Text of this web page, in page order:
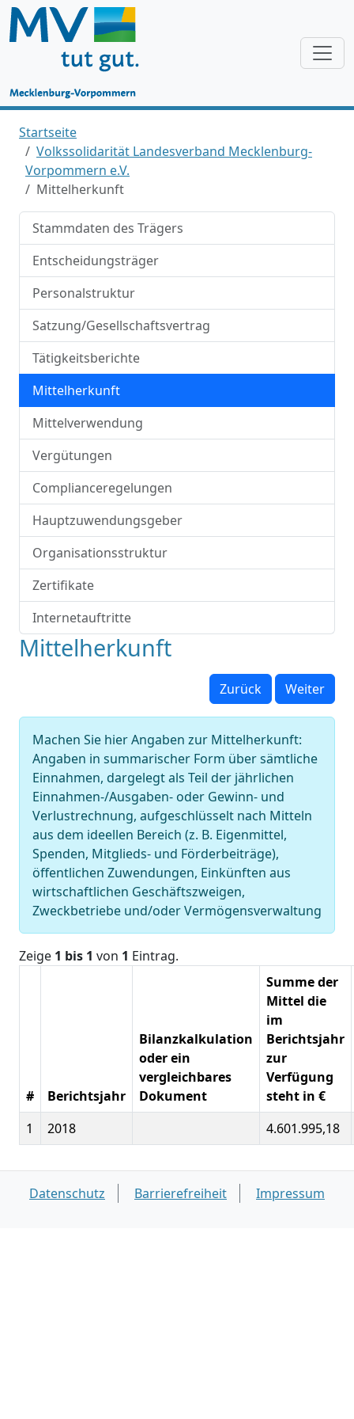
Startseite
Volkssolidarität Landesverband Mecklenburg-
Vorpommern e.V.
Mittelherkunft
Stammdaten des Trägers
Entscheidungsträger
Personalstruktur
Satzung/Gesellschaftsvertrag
Tätigkeitsberichte
Mittelherkunft
Mittelverwendung
Vergütungen
Complianceregelungen
Hauptzuwendungsgeber
Organisationsstruktur
Zertifikate
Internetauftritte
Mittelherkunft
Zurück Weiter
Machen Sie hier Angaben zur Mittelherkunft:
Angaben in summarischer Form über sämtliche
Einnahmen, dargelegt als Teil der jährlichen
Einnahmen-/Ausgaben- oder Gewinn- und
Verlustrechnung, aufgeschlüsselt nach Mitteln
aus dem ideellen Bereich (z. B. Eigenmittel,
Spenden, Mitglieds- und Förderbeiträge),
öffentlichen Zuwendungen, Einkünften aus
wirtschaftlichen Geschäftszweigen,
Zweckbetriebe und/oder Vermögensverwaltung
Zeige 1 bis 1 von 1 Eintrag.
# Berichtsjahr
Bilanzkalkulation
oder ein
vergleichbares
Dokument
Summe der
Mittel die
im
Berichtsjahr
zur
Verfügung
steht in €
1
2018 4.601.995,18
Datenschutz Barrierefreiheit Impressum